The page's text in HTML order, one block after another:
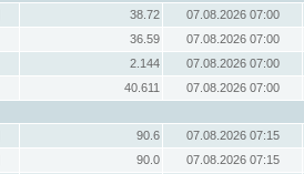
38.72
07.08.2026 07:00
36.59
07.08.2026 07:00
2.144
07.08.2026 07:00
40.611
07.08.2026 07:00
90.6
07.08.2026 07:15
90.0
07.08.2026 07:15